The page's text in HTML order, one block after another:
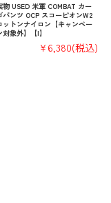
物 USED 米軍 COMBAT カー
パンツ OCP スコーピオンW2
ットンナイロン【キャンペー
対象外】【I】
¥6,380(税込)